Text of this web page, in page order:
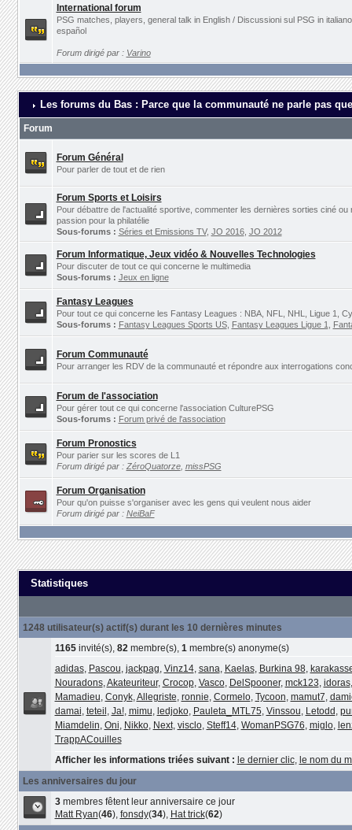
International forum
PSG matches, players, general talk in English / Discussioni sul PSG in
español
Forum dirigé par : Varino
Les forums du Bas : Parce que la communauté ne parle pas
Forum
Forum Général
Pour parler de tout et de rien
Forum Sports et Loisirs
Pour débattre de l'actualité sportive, commenter les dernières sorties ciné ou
passion pour la philatélie
Sous-forums : Séries et Emissions TV, JO 2016, JO 2012
Forum Informatique, Jeux vidéo & Nouvelles Technologies
Pour discuter de tout ce qui concerne le multimedia
Sous-forums : Jeux en ligne
Fantasy Leagues
Pour tout ce qui concerne les Fantasy Leagues : NBA, NFL, NHL, Ligue 1,
Sous-forums : Fantasy Leagues Sports US, Fantasy Leagues Ligue 1
Forum Communauté
Pour arranger les RDV de la communauté et répondre aux interrogations
Forum de l'association
Pour gérer tout ce qui concerne l'association CulturePSG
Sous-forums : Forum privé de l'association
Forum Pronostics
Pour parier sur les scores de L1
Forum dirigé par : ZéroQuatorze, missPSG
Forum Organisation
Pour qu'on puisse s'organiser avec les gens qui veulent nous aider
Forum dirigé par : NeiBaF
Statistiques
1248 utilisateur(s) actif(s) durant les 10 dernières minutes
1165invité(s), 82membre(s), 1membre(s) anonyme(s)
adidas, Pascou, jackpag, Vinz14, sana, Kaelas, Burkina 98,
Nouradons,Akateuriteur, Crocop, Vasco, DelSpooner, mck123, idoras
Mamadieu, Conyk,Allegriste, ronnie, Cormelo, Tycoon, mamut7,
damai, teteil , Ja!, mimu, ledjoko, Pauleta_MTL75, Vinssou, Letodd ,
Miamdelin, Oni, Nikko, Next, visclo, Steff14, WomanPSG76, miglo,
TrappACouilles
Afficher les informations triées suivant : le dernier clic, le nom du
Les anniversaires du jour
3membres fêtent leur anniversaire ce jour
Matt Ryan(46), fonsdy(34), Hat trick(62)